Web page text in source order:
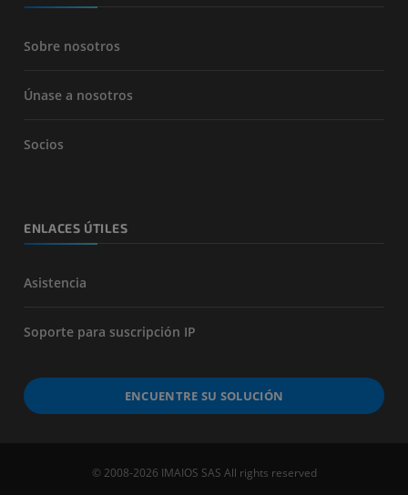
Sobre nosotros
Únase a nosotros
Socios
ENLACES ÚTILES
Asistencia
Soporte para suscripción IP
ENCUENTRE SU SOLUCIÓN
© 2008-2026 IMAIOS SAS All rights reserved